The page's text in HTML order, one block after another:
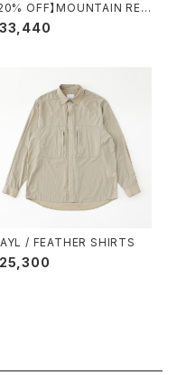
20% OFF】MOUNTAIN RES
/ PHIL PKT. TROUS
/ FEATHER SHIRTS